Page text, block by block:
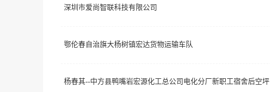
深圳市爱尚智联科技有限公司
鄂伦春自治旗大杨树镇宏达货物运输车队
杨春其--中方县鸭嘴岩宏源化工总公司电化分厂新职工宿舍后空坪